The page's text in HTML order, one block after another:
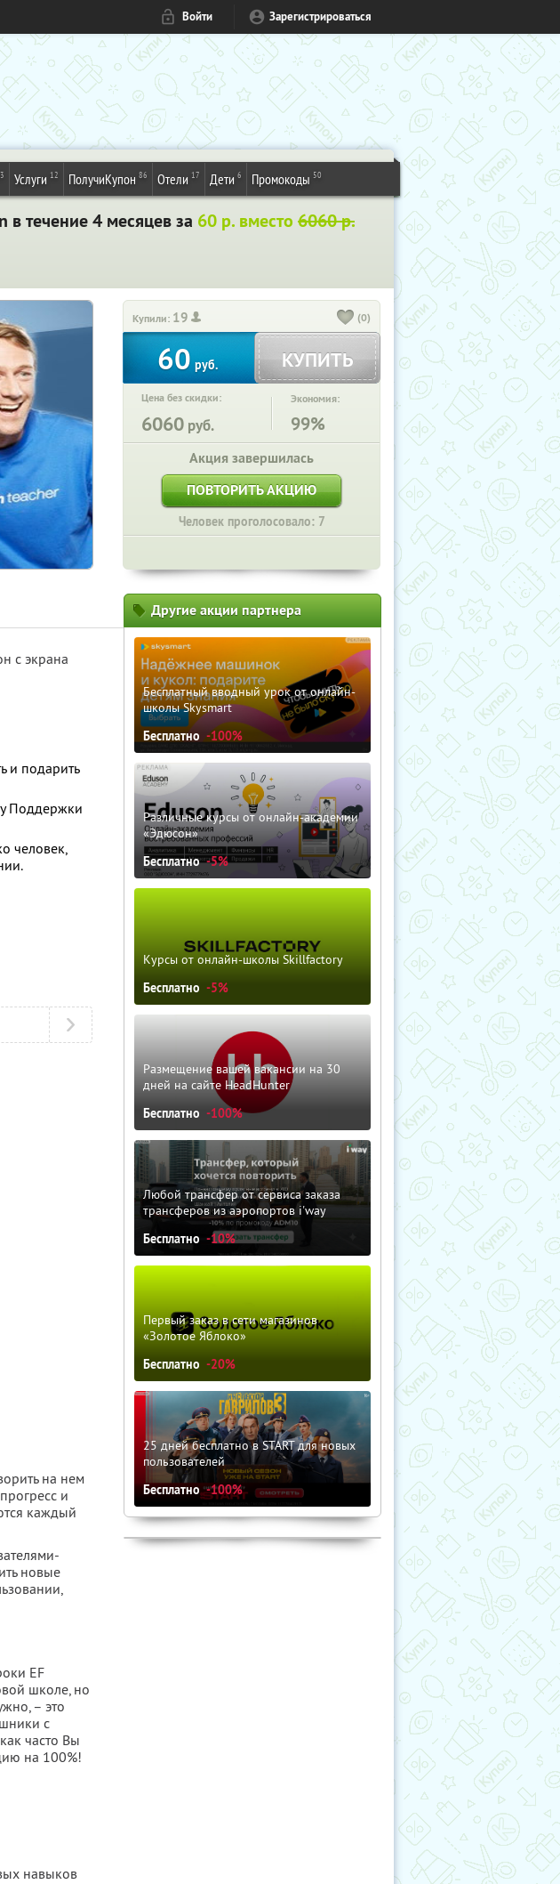
Войти Зарегистрироваться
Услуги 12 ПолучиКупон 86 Отели 17 Дети 6 Промокоды 50
течение 4 месяцев за 60 р. вместо 6060 р.
Купили: 19 (0)
60 руб. КУПИТЬ
Цена без скидки:
6060 руб.
Экономия:
99%
Акция завершилась
ПОВТОРИТЬ АКЦИЮ
Человек проголосовало: 7
с экрана
и подарить
Поддержки
человек,
на нем
и
каждый
новые
EF
школе, но
– это
с
часто Вы
на 100%!
навыков
Другие акции партнера
Бесплатный вводный урок от онлайн-
школы Skysmart
Бесплатно -100%
Различные курсы от онлайн-академии
«Эдюсон»
Бесплатно -5%
Курсы от онлайн-школы Skillfactory
Бесплатно -5%
Размещение вашей вакансии на 30
дней на сайте HeadHunter
Бесплатно -100%
Любой трансфер от сервиса заказа
трансферов из аэропортов i'way
Бесплатно -10%
Первый заказ в сети магазинов
«Золотое Яблоко»
Бесплатно -20%
25 дней бесплатно в START для новых
пользователей
Бесплатно -100%